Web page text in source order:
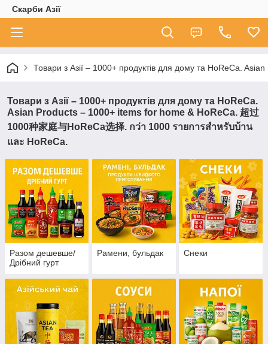
Скарби Азії
Товари з Азії – 1000+ продуктів для дому та HoReCa.
Товари з Азії – 1000+ продуктів для дому та HoReCa.
Asian Products – 1000+ items for home & HoReCa. 超过
1000种家庭与HoReCa选择. กว่า 1000 รายการสำหรับบ้าน
และ HoReCa.
Разом дешевше/
Дрібний гурт
Рамени, бульдак Снеки